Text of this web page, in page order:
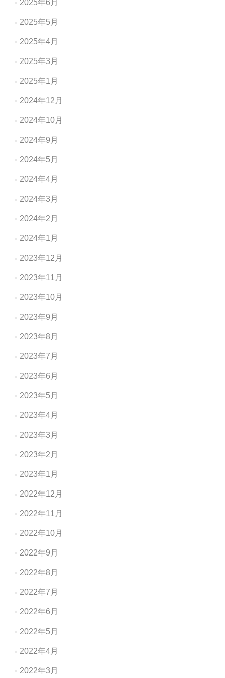
2025年6月
2025年5月
2025年4月
2025年3月
2025年1月
2024年12月
2024年10月
2024年9月
2024年5月
2024年4月
2024年3月
2024年2月
2024年1月
2023年12月
2023年11月
2023年10月
2023年9月
2023年8月
2023年7月
2023年6月
2023年5月
2023年4月
2023年3月
2023年2月
2023年1月
2022年12月
2022年11月
2022年10月
2022年9月
2022年8月
2022年7月
2022年6月
2022年5月
2022年4月
2022年3月